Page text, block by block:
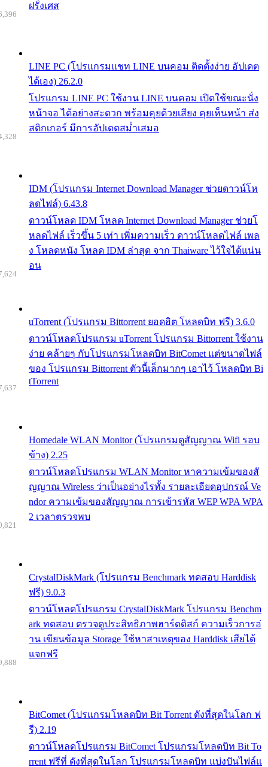
ฝรั่งเศส
LINE PC (โปรแกรมแชท LINE บนคอม ติดตั้งง่าย อัปเดต
ได้เอง) 26.2.0
โปรแกรม LINE PC ใช้งาน LINE บนคอม เปิดใช้ขณะนั่ง
หน้าจอ ได้อย่างสะดวก พร้อมคุยด้วยเสียง คุยเห็นหน้า ส่ง
สติกเกอร์ มีการอัปเดตสม่ำเสมอ
IDM (โปรแกรม Internet Download Manager ช่วยดาวน์โห
ลดไฟล์) 6.43.8
ดาวน์โหลด IDM โหลด Internet Download Manager ช่วยโ
หลดไฟล์ เร็วขึ้น 5 เท่า เพิ่มความเร็ว ดาวน์โหลดไฟล์ เพล
ง โหลดหนัง โหลด IDM ล่าสุด จาก Thaiware ไว้ใจได้แน่น
อน
uTorrent (โปรแกรม Bittorrent ยอดฮิต โหลดบิท ฟรี) 3.6.0
ดาวน์โหลดโปรแกรม uTorrent โปรแกรม Bittorrent ใช้งาน
ง่าย คล้ายๆ กับโปรแกรมโหลดบิท BitComet แต่ขนาดไฟล์
ของ โปรแกรม Bittorrent ตัวนี้เล็กมากๆ เอาไว้ โหลดบิท Bi
tTorrent
Homedale WLAN Monitor (โปรแกรมดูสัญญาณ Wifi รอบ
ข้าง) 2.25
ดาวน์โหลดโปรแกรม WLAN Monitor หาความเข้มของสั
ญญาณ Wireless ว่าเป็นอย่างไรทั้ง รายละเอียดอุปกรณ์ Ve
ndor ความเข้มของสัญญาณ การเข้ารหัส WEP WPA WPA
2 เวลาตรวจพบ
CrystalDiskMark (โปรแกรม Benchmark ทดสอบ Harddisk
ฟรี) 9.0.3
ดาวน์โหลดโปรแกรม CrystalDiskMark โปรแกรม Benchm
ark ทดสอบ ตรวจดูประสิทธิภาพฮาร์ดดิสก์ ความเร็วการอ่
าน เขียนข้อมูล Storage ใช้หาสาเหตุของ Harddisk เสียได้
แจกฟรี
BitComet (โปรแกรมโหลดบิท Bit Torrent ดังที่สุดในโลก ฟ
รี) 2.19
ดาวน์โหลดโปรแกรม BitComet โปรแกรมโหลดบิท Bit To
rrent ฟรีที่ ดังที่สุดในโลก โปรแกรมโหลดบิท แบ่งปันไฟล์แ